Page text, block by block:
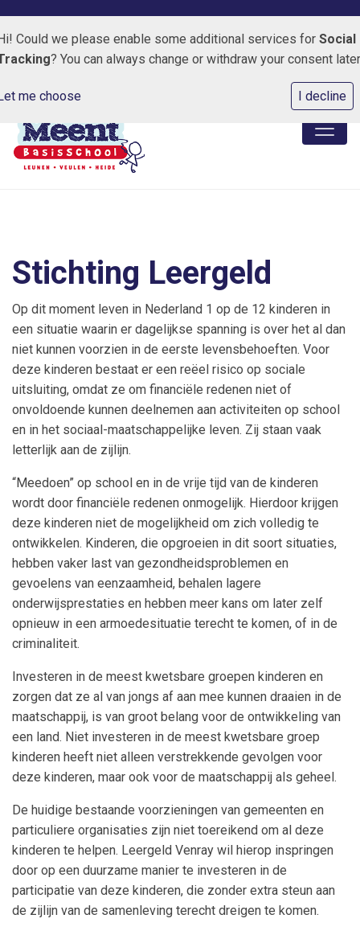
Kapelweg 3 5809 AJ Leunen 0478-550125 E-
Stichting Leergeld
Op dit moment leven in Nederland 1 op de 12 kinderen in
een situatie waarin er dagelijkse spanning is over het al dan
niet kunnen voorzien in de eerste levensbehoeften. Voor
deze kinderen bestaat er een reëel risico op sociale
uitsluiting, omdat ze om financiële redenen niet of
onvoldoende kunnen deelnemen aan activiteiten op school
en in het sociaal-maatschappelijke leven. Zij staan vaak
letterlijk aan de zijlijn.
“Meedoen” op school en in de vrije tijd van de kinderen
wordt door financiële redenen onmogelijk. Hierdoor krijgen
deze kinderen niet de mogelijkheid om zich volledig te
ontwikkelen. Kinderen, die opgroeien in dit soort situaties,
hebben vaker last van gezondheidsproblemen en
gevoelens van eenzaamheid, behalen lagere
onderwijsprestaties en hebben meer kans om later zelf
opnieuw in een armoedesituatie terecht te komen, of in de
criminaliteit.
Investeren in de meest kwetsbare groepen kinderen en
zorgen dat ze al van jongs af aan mee kunnen draaien in de
maatschappij, is van groot belang voor de ontwikkeling van
een land. Niet investeren in de meest kwetsbare groep
kinderen heeft niet alleen verstrekkende gevolgen voor
deze kinderen, maar ook voor de maatschappij als geheel.
De huidige bestaande voorzieningen van gemeenten en
particuliere organisaties zijn niet toereikend om al deze
kinderen te helpen. Leergeld Venray wil hierop inspringen
door op een duurzame manier te investeren in de
participatie van deze kinderen, die zonder extra steun aan
de zijlijn van de samenleving terecht dreigen te komen.
Could we please enable some additional services for Social
? You can always change or withdraw your consent
me choose I decline